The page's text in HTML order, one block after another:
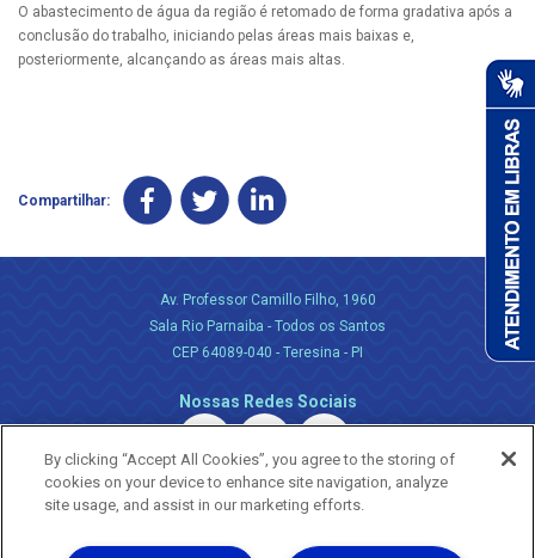
O abastecimento de água da região é retomado de forma gradativa após a
conclusão do trabalho, iniciando pelas áreas mais baixas e,
posteriormente, alcançando as áreas mais altas.
Compartilhar:
Av. Professor Camillo Filho, 1960
Sala Rio Parnaiba - Todos os Santos
CEP 64089-040 - Teresina - PI
Nossas Redes Sociais
By clicking “Accept All Cookies”, you agree to the storing of
cookies on your device to enhance site navigation, analyze
site usage, and assist in our marketing efforts.